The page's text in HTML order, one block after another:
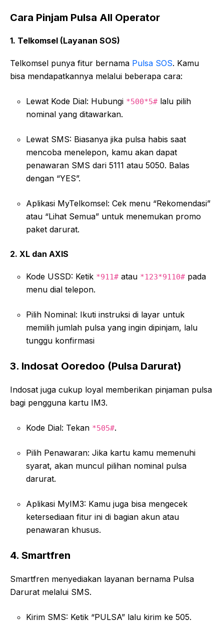
Cara Pinjam Pulsa All Operator
1. Telkomsel (Layanan SOS)
Telkomsel punya fitur bernama Pulsa SOS. Kamu
bisa mendapatkannya melalui beberapa cara:
Lewat Kode Dial: Hubungi *500*5# lalu pilih
nominal yang ditawarkan.
Lewat SMS: Biasanya jika pulsa habis saat
mencoba menelepon, kamu akan dapat
penawaran SMS dari 5111 atau 5050. Balas
dengan “YES”.
Aplikasi MyTelkomsel: Cek menu “Rekomendasi”
atau “Lihat Semua” untuk menemukan promo
paket darurat.
2. XL dan AXIS
Kode USSD: Ketik *911# atau *123*9110# pada
menu dial telepon.
Pilih Nominal: Ikuti instruksi di layar untuk
memilih jumlah pulsa yang ingin dipinjam, lalu
tunggu konfirmasi
3. Indosat Ooredoo (Pulsa Darurat)
Indosat juga cukup loyal memberikan pinjaman pulsa
bagi pengguna kartu IM3.
Kode Dial: Tekan *505#.
Pilih Penawaran: Jika kartu kamu memenuhi
syarat, akan muncul pilihan nominal pulsa
darurat.
Aplikasi MyIM3: Kamu juga bisa mengecek
ketersediaan fitur ini di bagian akun atau
penawaran khusus.
4. Smartfren
Smartfren menyediakan layanan bernama Pulsa
Darurat melalui SMS.
Kirim SMS: Ketik “PULSA” lalu kirim ke 505.